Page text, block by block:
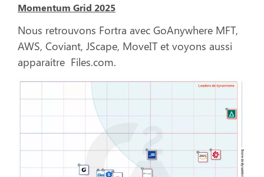
Momentum Grid 2025
Nous retrouvons Fortra avec GoAnywhere MFT,
AWS, Coviant, JScape, MoveIT et voyons aussi
apparaitre Files.com.